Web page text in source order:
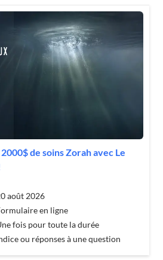
de soins Zorah avec Le
août 2026
en ligne
fois pour toute la durée
ou réponses à une question